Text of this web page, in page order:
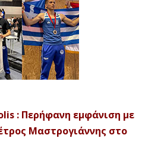
: Περήφανη εμφάνιση με
Μαστρογιάννης στο